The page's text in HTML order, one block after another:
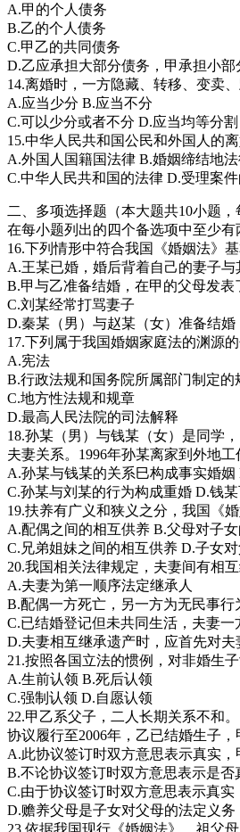
A.甲的个人债务
B.乙的个人债务
C.甲乙的共同债务
D.乙应承担大部分债务，甲承担小部
14.离婚时，一方隐藏、转移、变卖
A.应当少分 B.应当不分
C.可以少分或者不分 D.应当均等分割
15.中华人民共和国公民和外国人的
A.外国人国籍国法律 B.婚姻缔结地
C.中华人民共和国的法律 D.受理案
二、多项选择题（本大题共10小题，
在每小题列出的四个备选项中至少
16.下列情形中符合我国《婚姻法
A.王某已婚，婚后背着自己的妻子
B.甲与乙准备结婚，在甲的父母发
C.刘某经常打骂妻子
D.秦某（男）与赵某（女）准备结
17.下列属于我国婚姻家庭法的渊
A.宪法
B.行政法规和国务院所属部门制定的
C.地方性法规和规章
D.最高人民法院的司法解释
18.孙某（男）与钱某（女）是同学
夫妻关系。1996年孙某离家到外地
A.孙某与钱某的关系巳构成事实婚
C.孙某与刘某的行为构成重婚 D.钱
19.扶养有广义和狭义之分，我国
A.配偶之间的相互供养 B.父母对子
C.兄弟姐妹之间的相互供养 D.子女
20.我国相关法律规定，夫妻间有
A.夫妻为第一顺序法定继承人
B.配偶一方死亡，另一方为无民事
C.已结婚登记但未共同生活，夫妻
D.夫妻相互继承遗产时，应首先对夫
21.按照各国立法的惯例，对非婚
A.生前认领 B.死后认领
C.强制认领 D.自愿认领
22.甲乙系父子，二人长期关系不和
协议履行至2006年，乙已结婚生子
A.此协议签订时双方意思表示真实
B.不论协议签订时双方意思表示是否
C.由于协议签订时双方意思表示真
D.赡养父母是子女对父母的法定义